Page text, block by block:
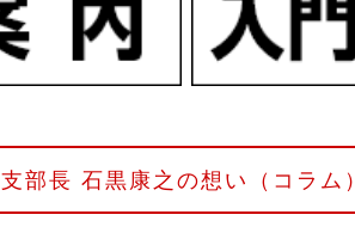
支部長 石黒康之の想い（コラム）